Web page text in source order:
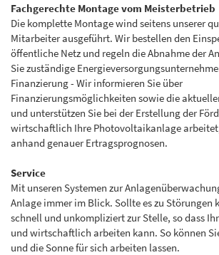
Fachgerechte Montage vom Meisterbetrieb
Die komplette Montage wind seitens unserer
Mitarbeiter ausgeführt. Wir bestellen den
öffentliche Netz und regeln die Abnahme der
Sie zuständige
Finanzierung - Wir informieren Sie über
Finanzierungsmöglichkeiten sowie die
und unterstützen Sie bei der Erstellung der
wirtschaftlich Ihre Photovoltaikanlage
anhand genauer Ertragsprognosen.
Service
Mit unseren Systemen zur
Anlage immer im Blick. Sollte es zu Störungen
schnell und unkompliziert zur Stelle, so dass
und wirtschaftlich arbeiten kann. So können
und die Sonne für sich arbeiten lassen.